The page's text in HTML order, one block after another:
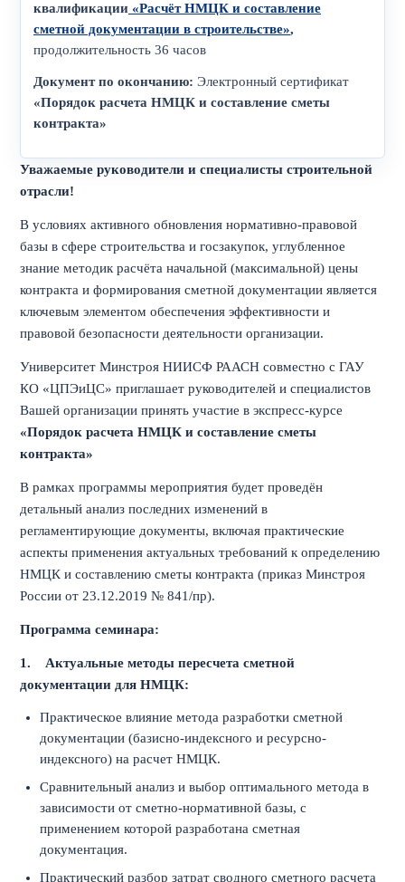
квалификации «Расчёт НМЦК и составление
сметной документации в строительстве»,
продолжительность 36 часов
Документ по окончанию: Электронный сертификат
«Порядок расчета НМЦК и составление сметы
контракта»
Уважаемые руководители и специалисты строительной
отрасли!
В условиях активного обновления нормативно-правовой
базы в сфере строительства и госзакупок, углубленное
знание методик расчёта начальной (максимальной) цены
контракта и формирования сметной документации является
ключевым элементом обеспечения эффективности и
правовой безопасности деятельности организации.
Университет Минстроя НИИСФ РААСН совместно с ГАУ
КО «ЦПЭиЦС» приглашает руководителей и специалистов
Вашей организации принять участие в экспресс-курсе
«Порядок расчета НМЦК и составление сметы
контракта»
В рамках программы мероприятия будет проведён
детальный анализ последних изменений в
регламентирующие документы, включая практические
аспекты применения актуальных требований к определению
НМЦК и составлению сметы контракта (приказ Минстроя
России от 23.12.2019 № 841/пр).
Программа семинара:
1. Актуальные методы пересчета сметной
документации для НМЦК:
Практическое влияние метода разработки сметной
документации (базисно-индексного и ресурсно-
индексного) на расчет НМЦК.
Сравнительный анализ и выбор оптимального метода в
зависимости от сметно-нормативной базы, с
применением которой разработана сметная
документация.
Практический разбор затрат сводного сметного расчета